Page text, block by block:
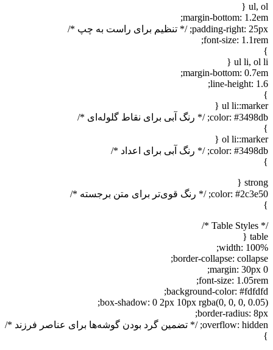
ul, ol {
margin-bottom: 1.2em;
padding-right: 25px; /* تنظیم برای راست به چپ */
font-size: 1.1rem;
}
ul li, ol li {
margin-bottom: 0.7em;
line-height: 1.6;
}
ul li::marker {
color: #3498db; /* رنگ آبی برای نقاط گلوله‌ای */
}
ol li::marker {
color: #3498db; /* رنگ آبی برای اعداد */
}
strong {
color: #2c3e50; /* رنگ قوی‌تر برای متن برجسته */
}
/* Table Styles */
table {
width: 100%;
border-collapse: collapse;
margin: 30px 0;
font-size: 1.05rem;
background-color: #fdfdfd;
box-shadow: 0 2px 10px rgba(0, 0, 0, 0.05);
border-radius: 8px;
overflow: hidden; /* تضمین گرد بودن گوشه‌ها برای عناصر فرزند */
}